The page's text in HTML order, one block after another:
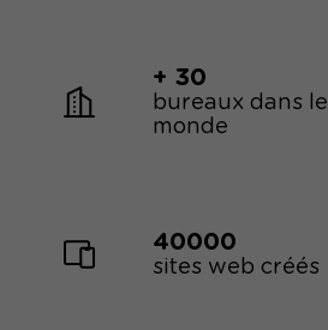
+ 30
bureaux dans le
monde
40000
sites web créés